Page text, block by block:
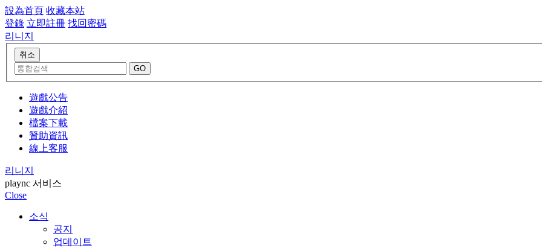
設為首頁 收藏本站
登錄 立即註冊 找回密碼
리니지
遊戲公告
遊戲介紹
檔案下載
贊助資訊
線上客服
리니지
plaync 서비스
Close
소식
공지
업데이트